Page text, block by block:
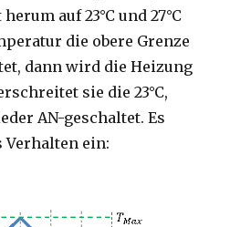
auf 23°C und 27°C
die obere Grenze
dann wird die Heizung
sie die 23°C,
AN-geschaltet. Es
ein: